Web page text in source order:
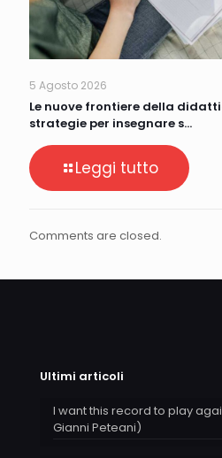
5 Agosto 2026
Le nuove frontiere della
strategie per insegnare s…
Leggi tutto
Comments are closed.
Ultimi articoli
I want this record to play
Gianni Peteani)